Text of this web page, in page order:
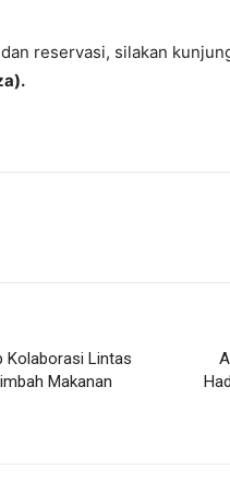
reservasi, silakan
Kolaborasi Lintas
Makanan